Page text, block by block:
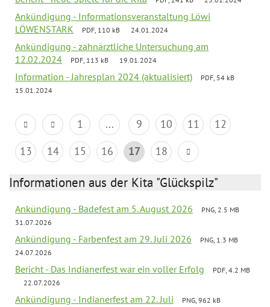
Ankündigung - Informationsveranstaltung Löwi
LÖWENSTARK
PDF, 110 kB 24.01.2024
Ankündigung - zahnärztliche Untersuchung am
12.02.2024
PDF, 113 kB 19.01.2024
Information - Jahresplan 2024 (aktualisiert)
PDF, 54 kB
15.01.2024
1 ... 9 10 11
12
13
14 15 16 17 18
Informationen aus der Kita "Glückspilz"
Ankündigung - Badefest am 5. August 2026
PNG, 2.5 MB
31.07.2026
Ankündigung - Farbenfest am 29. Juli 2026
PNG, 1.3 MB
24.07.2026
Bericht - Das Indianerfest war ein voller Erfolg
PDF, 4.2 MB
22.07.2026
Ankündigung - Indianerfest am 22. Juli
PNG, 962 kB